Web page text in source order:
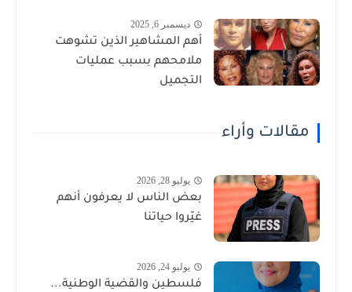
ديسمبر 6, 2025
أهم المشاهير الذين تشوهت
ملامحهم بسبب عمليات
التجميل
مقالات وأراء
يوليو 28, 2026
بعض الناس لا يعرفون أنهم
غيّروا حياتنا
يوليو 24, 2026
فلسطين والقضية الوطنية...